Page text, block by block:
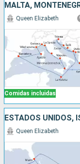
Comidas incluidas
Queen Elizabeth
Queen Elizabeth